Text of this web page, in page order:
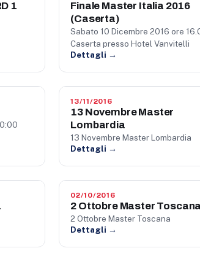
1
Finale Master Italia 2016
(Caserta)
Sabato 10 Dicembre 2016 ore
Caserta presso Hotel Vanvitelli
Dettagli →
13/11/2016
13 Novembre Master
Lombardia
13 Novembre Master Lombardia
Dettagli →
02/10/2016
2 Ottobre Master
2 Ottobre Master Toscana
Dettagli →